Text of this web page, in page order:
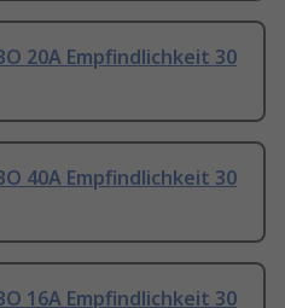
20A Empfindlichkeit 30
40A Empfindlichkeit 30
16A Empfindlichkeit 30